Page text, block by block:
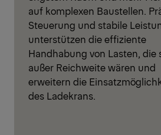
auf komplexen Baustellen.
Steuerung und stabile
unterstützen die effiziente
Handhabung von Lasten, die
außer Reichweite wären und
erweitern die
des Ladekrans.